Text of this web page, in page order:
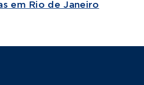
em Rio de Janeiro